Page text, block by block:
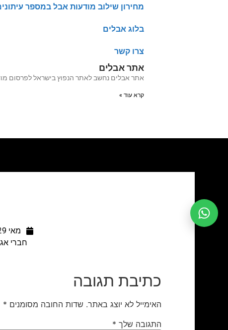
מחירון שילוב מודעות אבל במספר
בלוג אבלים
צרו קשר
אתר אבלים
אתר אבלים נחשב לאתר הנפוץ בישראל לפרסום מודעות אבל מעל 20 שנה האתר עבר
קרא עוד »
מאי 29, 2013
חברי
כתיבת תגובה
האימייל לא יוצג באתר. שדות החובה מסומנים *
התגובה שלך *